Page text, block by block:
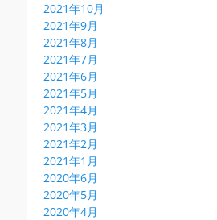
2021年10月
2021年9月
2021年8月
2021年7月
2021年6月
2021年5月
2021年4月
2021年3月
2021年2月
2021年1月
2020年6月
2020年5月
2020年4月